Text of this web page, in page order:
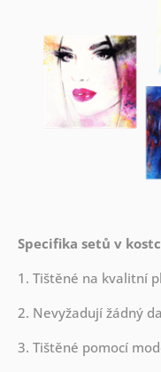
Specifika setů v
1. Tištěné na kvalitní
2. Nevyžadují žádný
3. Tištěné pomocí